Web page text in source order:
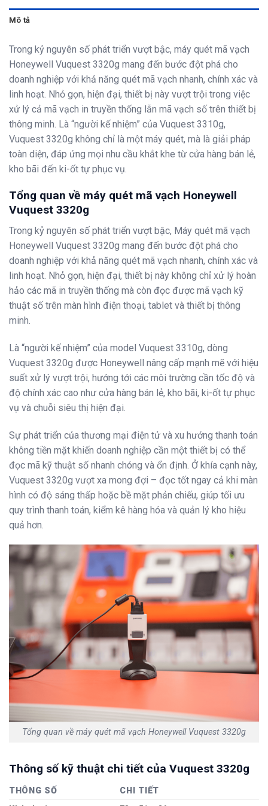
Mô tả
Trong kỷ nguyên số phát triển vượt bậc, máy quét mã vạch
Honeywell Vuquest 3320g mang đến bước đột phá cho
doanh nghiệp với khả năng quét mã vạch nhanh, chính xác và
linh hoạt. Nhỏ gọn, hiện đại, thiết bị này vượt trội trong việc
xử lý cả mã vạch in truyền thống lẫn mã vạch số trên thiết bị
thông minh. Là “người kế nhiệm” của Vuquest 3310g,
Vuquest 3320g không chỉ là một máy quét, mà là giải pháp
toàn diện, đáp ứng mọi nhu cầu khắt khe từ cửa hàng bán lẻ,
kho bãi đến ki-ốt tự phục vụ.
Tổng quan về máy quét mã vạch Honeywell
Vuquest 3320g
Trong kỷ nguyên số phát triển vượt bậc, Máy quét mã vạch
Honeywell Vuquest 3320g mang đến bước đột phá cho
doanh nghiệp với khả năng quét mã vạch nhanh, chính xác và
linh hoạt. Nhỏ gọn, hiện đại, thiết bị này không chỉ xử lý hoàn
hảo các mã in truyền thống mà còn đọc được mã vạch kỹ
thuật số trên màn hình điện thoại, tablet và thiết bị thông
minh.
Là “người kế nhiệm” của model Vuquest 3310g, dòng
Vuquest 3320g được Honeywell nâng cấp mạnh mẽ với hiệu
suất xử lý vượt trội, hướng tới các môi trường cần tốc độ và
độ chính xác cao như cửa hàng bán lẻ, kho bãi, ki-ốt tự phục
vụ và chuỗi siêu thị hiện đại.
Sự phát triển của thương mại điện tử và xu hướng thanh toán
không tiền mặt khiến doanh nghiệp cần một thiết bị có thể
đọc mã kỹ thuật số nhanh chóng và ổn định. Ở khía cạnh này,
Vuquest 3320g vượt xa mong đợi – đọc tốt ngay cả khi màn
hình có độ sáng thấp hoặc bề mặt phản chiếu, giúp tối ưu
quy trình thanh toán, kiểm kê hàng hóa và quản lý kho hiệu
quả hơn.
Tổng quan về máy quét mã vạch Honeywell Vuquest 3320g
Thông số kỹ thuật chi tiết của Vuquest 3320g
THÔNG SỐ
CHI TIẾT